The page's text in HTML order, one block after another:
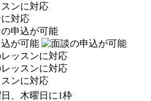
、木曜日に1枠